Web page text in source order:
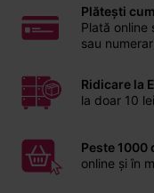
Plătești
Plată online
sau
Ridicare la
la doar 10 lei
Peste 1000
online și în